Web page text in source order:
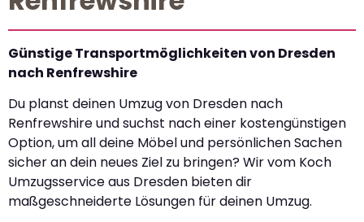
Günstige Transportmöglichkeiten von Dresden
nach Renfrewshire
Du planst deinen Umzug von Dresden nach
Renfrewshire und suchst nach einer kostengünstigen
Option, um all deine Möbel und persönlichen Sachen
sicher an dein neues Ziel zu bringen? Wir vom Koch
Umzugsservice aus Dresden bieten dir
maßgeschneiderte Lösungen für deinen Umzug.